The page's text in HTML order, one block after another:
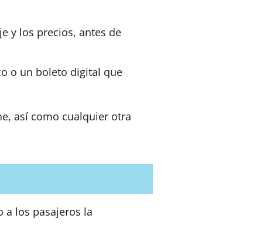
y los precios, antes de
o un boleto digital que
así como cualquier otra
a los pasajeros la